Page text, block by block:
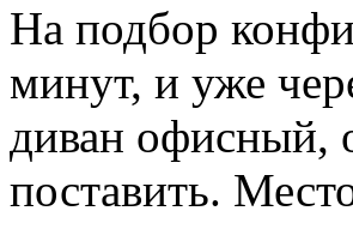
На подбор
минут, и уже
диван офисный,
поставить.